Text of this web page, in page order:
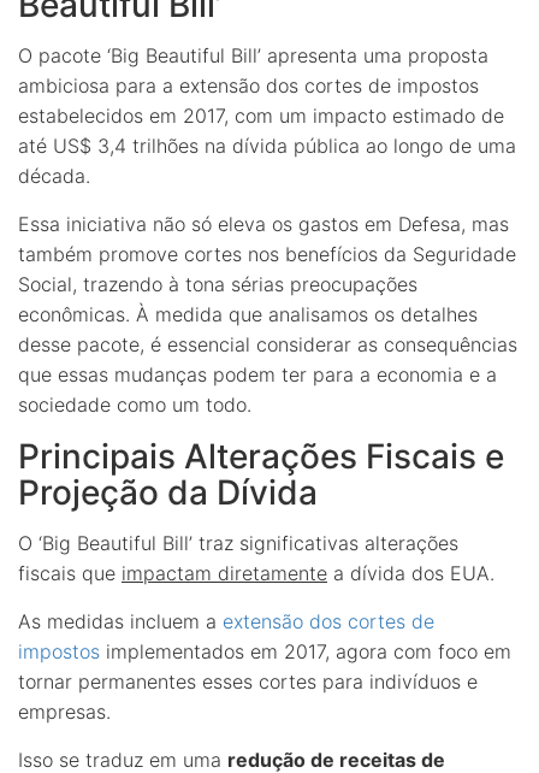
O pacote ‘Big Beautiful Bill’ apresenta uma proposta
ambiciosa para a extensão dos cortes de impostos
estabelecidos em 2017, com um impacto estimado de
até US$ 3,4 trilhões na dívida pública ao longo de uma
década.
Essa iniciativa não só eleva os gastos em Defesa, mas
também promove cortes nos benefícios da Seguridade
Social, trazendo à tona sérias preocupações
econômicas. À medida que analisamos os detalhes
desse pacote, é essencial considerar as consequências
que essas mudanças podem ter para a economia e a
sociedade como um todo.
Principais Alterações Fiscais e
Projeção da Dívida
O ‘Big Beautiful Bill’ traz significativas alterações
fiscais que impactam diretamente a dívida dos EUA.
As medidas incluem a extensão dos cortes de
impostos implementados em 2017, agora com foco em
tornar permanentes esses cortes para indivíduos e
empresas.
Isso se traduz em uma redução de receitas de